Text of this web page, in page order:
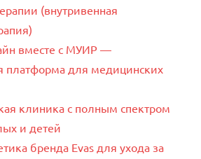
(внутривенная
вместе с МУИР —
платформа для медицинских
клиника с полным спектром
и детей
бренда Evas для ухода за